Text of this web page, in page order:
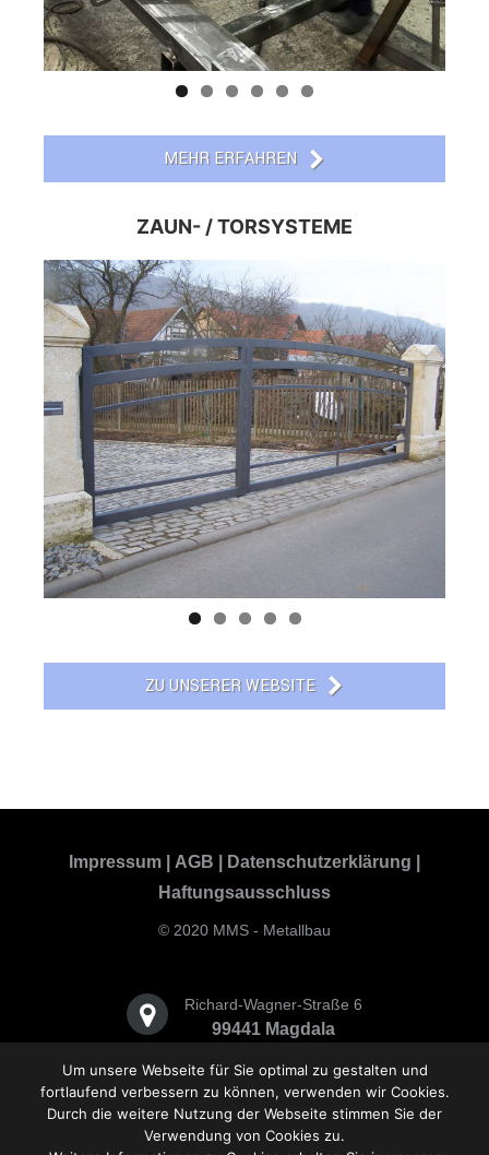
MEHR ERFAHREN
ZAUN- / TORSYSTEME
ZU UNSERER WEBSITE
Impressum AGB Datenschutzerklärung
Haftungsausschluss
© 2020 MMS - Metallbau
Richard-Wagner-Straße 6
99441 Magdala
+49(0)36454/553-0
info@mms.design
Um unsere Webseite für Sie optimal zu gestalten und
fortlaufend verbessern zu können, verwenden wir Cookies.
Durch die weitere Nutzung der Webseite stimmen Sie der
Verwendung von Cookies zu.